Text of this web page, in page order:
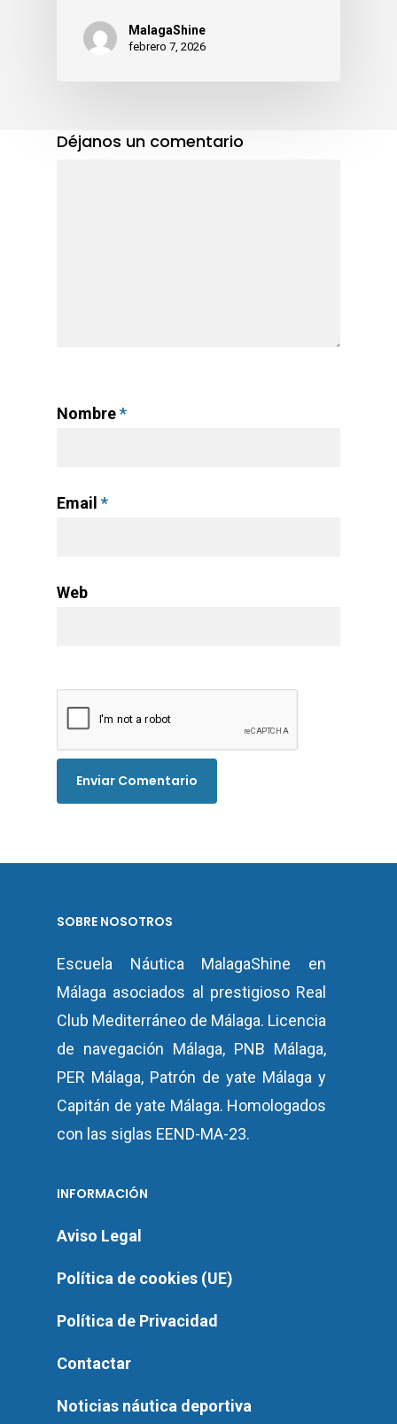
MalagaShine
febrero 7, 2026
Déjanos un comentario
Nombre*
Email *
Web
SOBRE NOSOTROS
Escuela Náutica MalagaShine en
Málaga asociados al prestigioso Real
Club Mediterráneo de Málaga. Licencia
de navegación Málaga, PNB Málaga,
PER Málaga, Patrón de yate Málaga y
Capitán de yate Málaga. Homologados
con las siglas EEND-MA-23.
INFORMACIÓN
Aviso Legal
Política de cookies (UE)
Política de Privacidad
Contactar
Noticias náutica deportiva